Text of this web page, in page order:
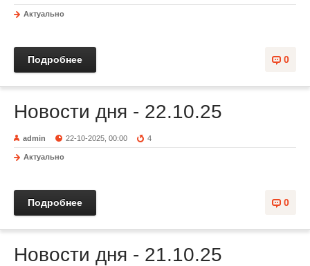
Актуально
0
Подробнее
Новости дня - 22.10.25
admin 22-10-2025, 00:00 4
Актуально
0
Подробнее
Новости дня - 21.10.25